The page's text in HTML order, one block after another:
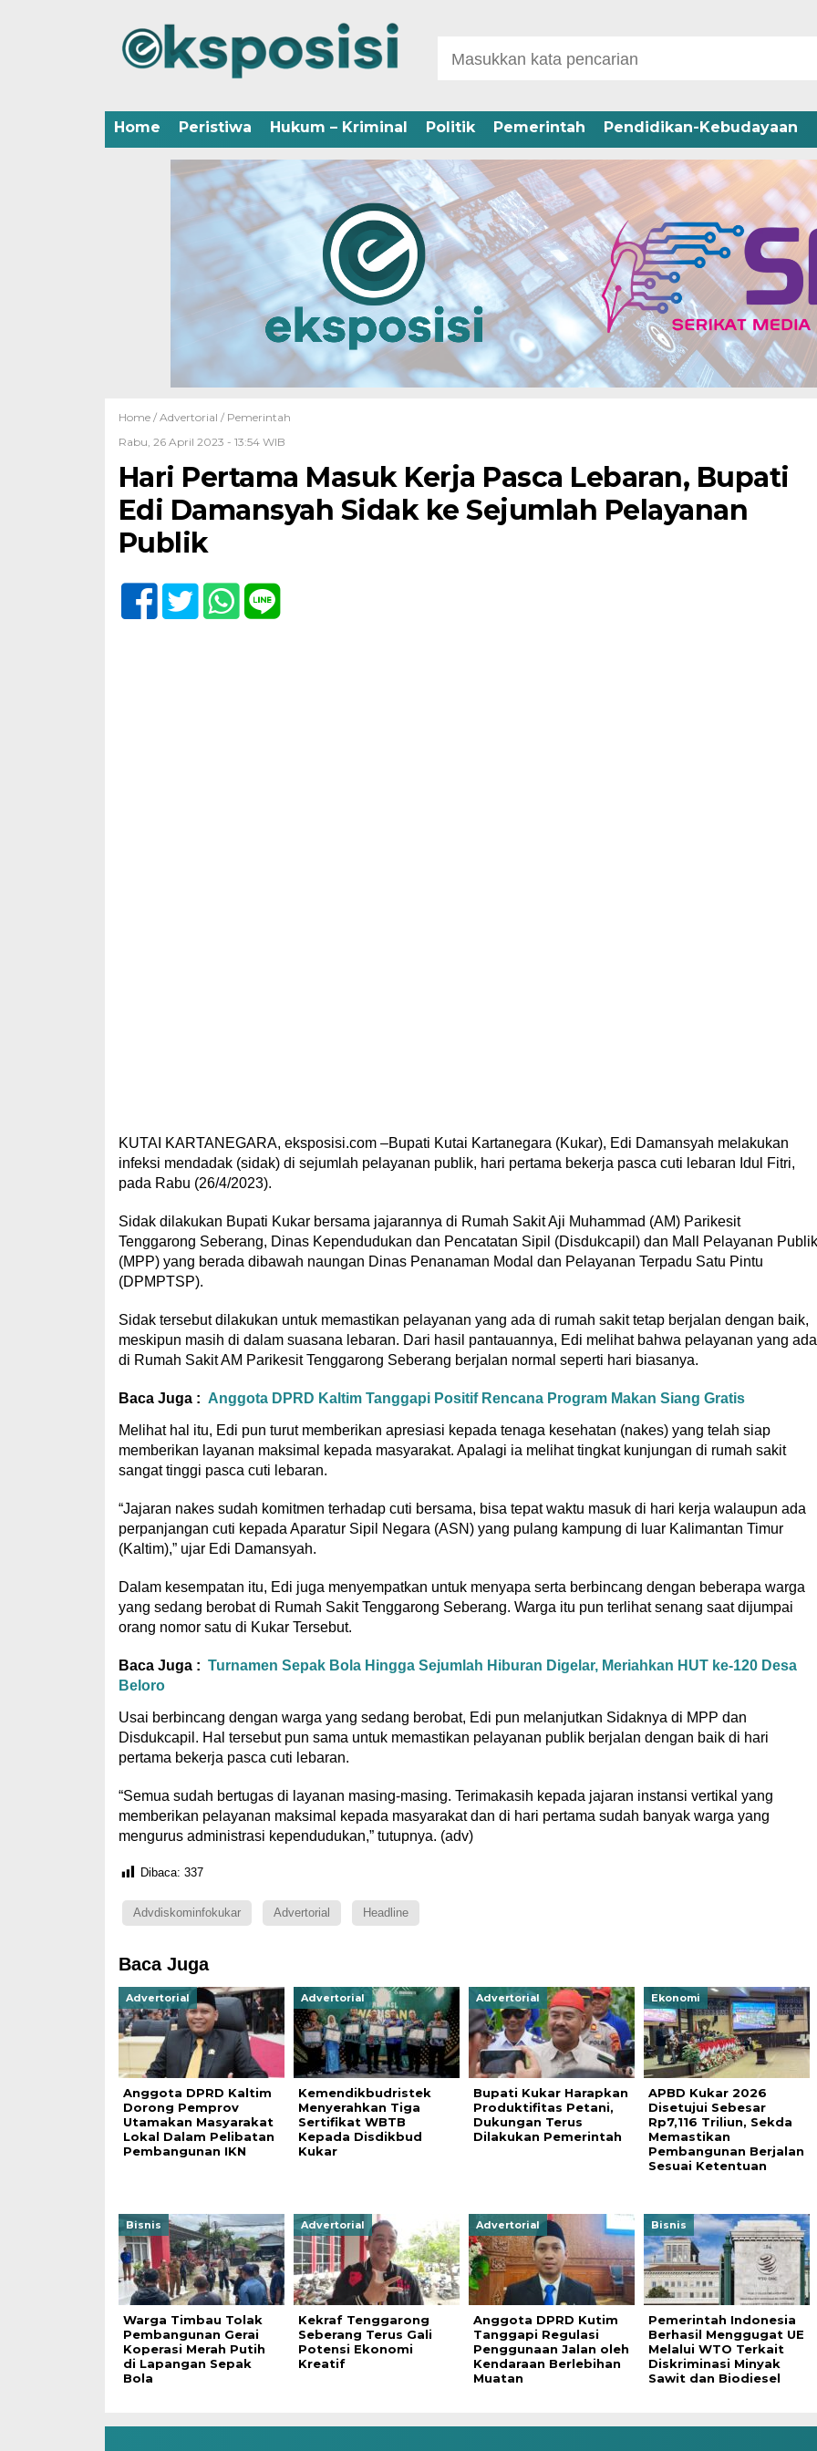
Home Peristiwa Hukum – Kriminal Politik Pemerintah Pendidikan-Kebudayaan
Home / Advertorial / Pemerintah
Rabu, 26 April 2023 - 13:54 WIB
Hari Pertama Masuk Kerja Pasca Lebaran, Bupati
Edi Damansyah Sidak ke Sejumlah Pelayanan
Publik
KUTAI KARTANEGARA, eksposisi.com –Bupati Kutai Kartanegara (Kukar), Edi Damansyah melakukan
infeksi mendadak (sidak) di sejumlah pelayanan publik, hari pertama bekerja pasca cuti lebaran Idul Fitri,
pada Rabu (26/4/2023).
Sidak dilakukan Bupati Kukar bersama jajarannya di Rumah Sakit Aji Muhammad (AM) Parikesit
Tenggarong Seberang, Dinas Kependudukan dan Pencatatan Sipil (Disdukcapil) dan Mall Pelayanan Publik
(MPP) yang berada dibawah naungan Dinas Penanaman Modal dan Pelayanan Terpadu Satu Pintu
(DPMPTSP).
Sidak tersebut dilakukan untuk memastikan pelayanan yang ada di rumah sakit tetap berjalan dengan baik,
meskipun masih di dalam suasana lebaran. Dari hasil pantauannya, Edi melihat bahwa pelayanan yang ada
di Rumah Sakit AM Parikesit Tenggarong Seberang berjalan normal seperti hari biasanya.
Baca Juga : Anggota DPRD Kaltim Tanggapi Positif Rencana Program Makan Siang Gratis
Melihat hal itu, Edi pun turut memberikan apresiasi kepada tenaga kesehatan (nakes) yang telah siap
memberikan layanan maksimal kepada masyarakat. Apalagi ia melihat tingkat kunjungan di rumah sakit
sangat tinggi pasca cuti lebaran.
“Jajaran nakes sudah komitmen terhadap cuti bersama, bisa tepat waktu masuk di hari kerja walaupun ada
perpanjangan cuti kepada Aparatur Sipil Negara (ASN) yang pulang kampung di luar Kalimantan Timur
(Kaltim),” ujar Edi Damansyah.
Dalam kesempatan itu, Edi juga menyempatkan untuk menyapa serta berbincang dengan beberapa warga
yang sedang berobat di Rumah Sakit Tenggarong Seberang. Warga itu pun terlihat senang saat dijumpai
orang nomor satu di Kukar Tersebut.
Baca Juga : Turnamen Sepak Bola Hingga Sejumlah Hiburan Digelar, Meriahkan HUT ke-120 Desa
Beloro
Usai berbincang dengan warga yang sedang berobat, Edi pun melanjutkan Sidaknya di MPP dan
Disdukcapil. Hal tersebut pun sama untuk memastikan pelayanan publik berjalan dengan baik di hari
pertama bekerja pasca cuti lebaran.
“Semua sudah bertugas di layanan masing-masing. Terimakasih kepada jajaran instansi vertikal yang
memberikan pelayanan maksimal kepada masyarakat dan di hari pertama sudah banyak warga yang
mengurus administrasi kependudukan,” tutupnya. (adv)
Dibaca: 337
Advdiskominfokukar Advertorial Headline
Baca Juga
Advertorial
Anggota DPRD Kaltim
Dorong Pemprov
Utamakan Masyarakat
Lokal Dalam Pelibatan
Pembangunan IKN
Advertorial
Kemendikbudristek
Menyerahkan Tiga
Sertifikat WBTB
Kepada Disdikbud
Kukar
Advertorial
Bupati Kukar Harapkan
Produktifitas Petani,
Dukungan Terus
Dilakukan Pemerintah
Ekonomi
APBD Kukar 2026
Disetujui Sebesar
Rp7,116 Triliun, Sekda
Memastikan
Pembangunan Berjalan
Sesuai Ketentuan
Bisnis
Warga Timbau Tolak
Pembangunan Gerai
Koperasi Merah Putih
di Lapangan Sepak
Bola
Advertorial
Kekraf Tenggarong
Seberang Terus Gali
Potensi Ekonomi
Kreatif
Advertorial
Anggota DPRD Kutim
Tanggapi Regulasi
Penggunaan Jalan oleh
Kendaraan Berlebihan
Muatan
Bisnis
Pemerintah Indonesia
Berhasil Menggugat UE
Melalui WTO Terkait
Diskriminasi Minyak
Sawit dan Biodiesel